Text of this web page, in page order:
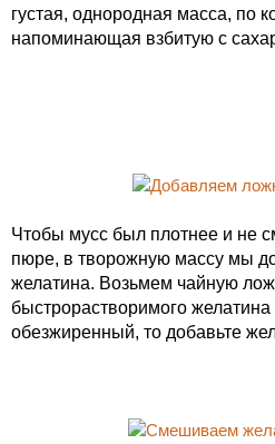
густая, однородная масса, по
напоминающая взбитую с
Чтобы мусс был плотнее и не
пюре, в творожную массу мы
желатина. Возьмем чайную
быстрорастворимого желатина
обезжиренный, то добавьте